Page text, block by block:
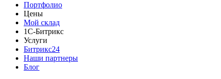
Портфолио
Цены
Мой склад
1С-Битрикс
Услуги
Битрикс24
Наши партнеры
Блог